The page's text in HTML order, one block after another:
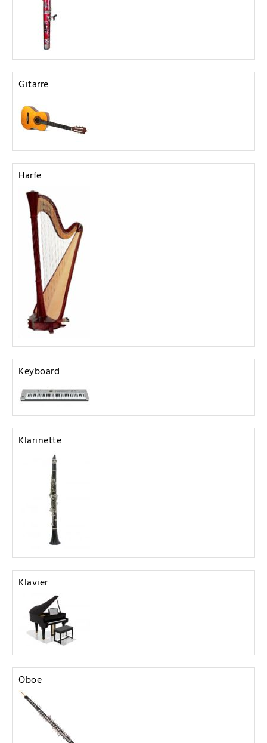
Gitarre
Harfe
Keyboard
Klarinette
Klavier
Oboe